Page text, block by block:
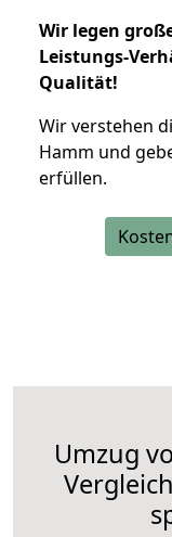
Wir legen
Leistungs-
Qualität!
Wir verstehen
Hamm und
erfüllen.
Umzug